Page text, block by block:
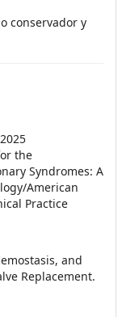
conservador y
the
Syndromes: A
American
Practice
and
Replacement.